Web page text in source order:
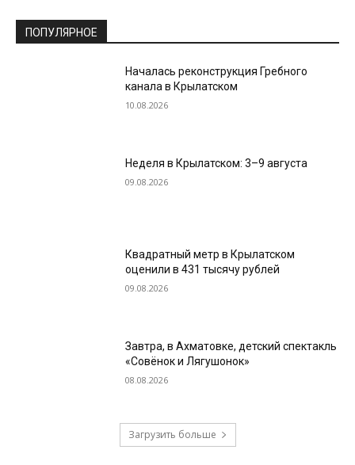
ПОПУЛЯРНОЕ
Началась реконструкция Гребного
канала в Крылатском
10.08.2026
Неделя в Крылатском: 3–9 августа
09.08.2026
Квадратный метр в Крылатском
оценили в 431 тысячу рублей
09.08.2026
Завтра, в Ахматовке, детский спектакль
«Совёнок и Лягушонок»
08.08.2026
Загрузить больше